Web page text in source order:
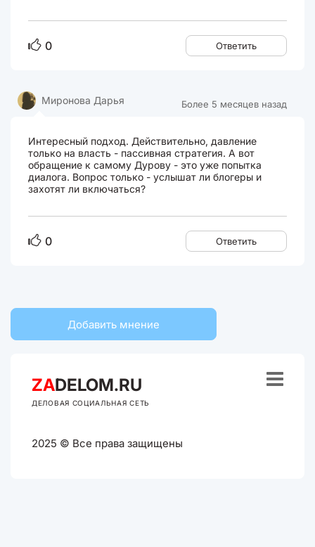
0 Ответить
Более 5 месяцев назад
Миронова Дарья
Интересный подход. Действительно, давление
только на власть - пассивная стратегия. А вот
обращение к самому Дурову - это уже попытка
диалога. Вопрос только - услышат ли блогеры и
захотят ли включаться?
0 Ответить
Добавить мнение
ZADELOM.RU
ДЕЛОВАЯ СОЦИАЛЬНАЯ СЕТЬ
2025 © Все права защищены
